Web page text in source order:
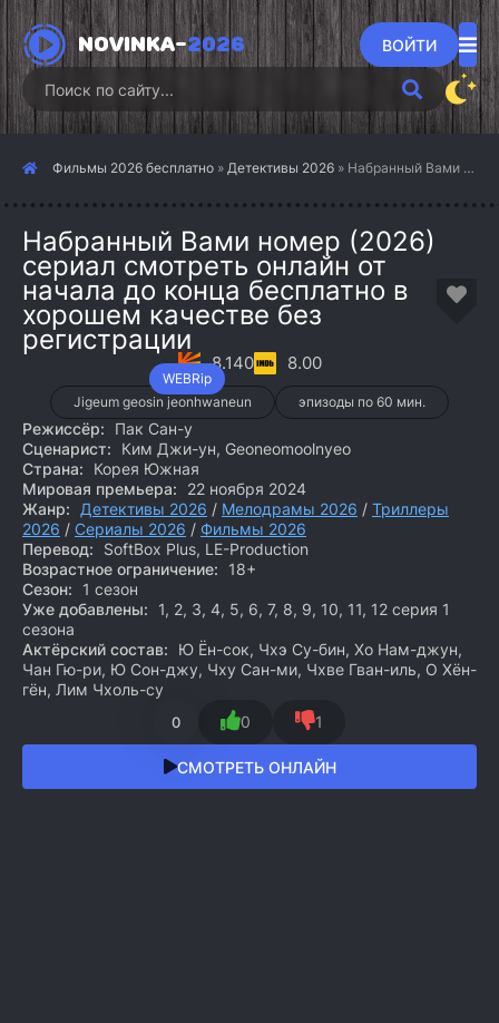
NOVINKA-2026 ВОЙТИ
Фильмы 2026 бесплатно » Детективы 2026 » Набранный Вами номер (2026)
Набранный Вами номер (2026)
сериал смотреть онлайн от
начала до конца бесплатно в
хорошем качестве без
регистрации
WEBRip
8.140 8.00
Jigeum geosin jeonhwaneun эпизоды по 60 мин.
Режиссёр:
Пак Сан-у
Сценарист:
Ким Джи-ун, Geoneomoolnyeo
Страна:
Корея Южная
Мировая премьера:
22 ноября 2024
Жанр:
Детективы 2026 / Мелодрамы 2026 / Триллеры
2026 / Сериалы 2026 / Фильмы 2026
Перевод:
SoftBox Plus, LE-Production
Возрастное ограничение:
18+
Сезон:
1 сезон
Уже добавлены:
1, 2, 3, 4, 5, 6, 7, 8, 9, 10, 11, 12 серия 1
сезона
Актёрский состав:
Ю Ён-сок, Чхэ Су-бин, Хо Нам-джун,
Чан Гю-ри, Ю Сон-джу, Чху Сан-ми, Чхве Гван-иль, О Хён-
гён, Лим Чхоль-су
0 0 1
СМОТРЕТЬ ОНЛАЙН